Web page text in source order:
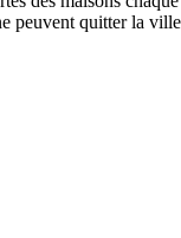
quitter la